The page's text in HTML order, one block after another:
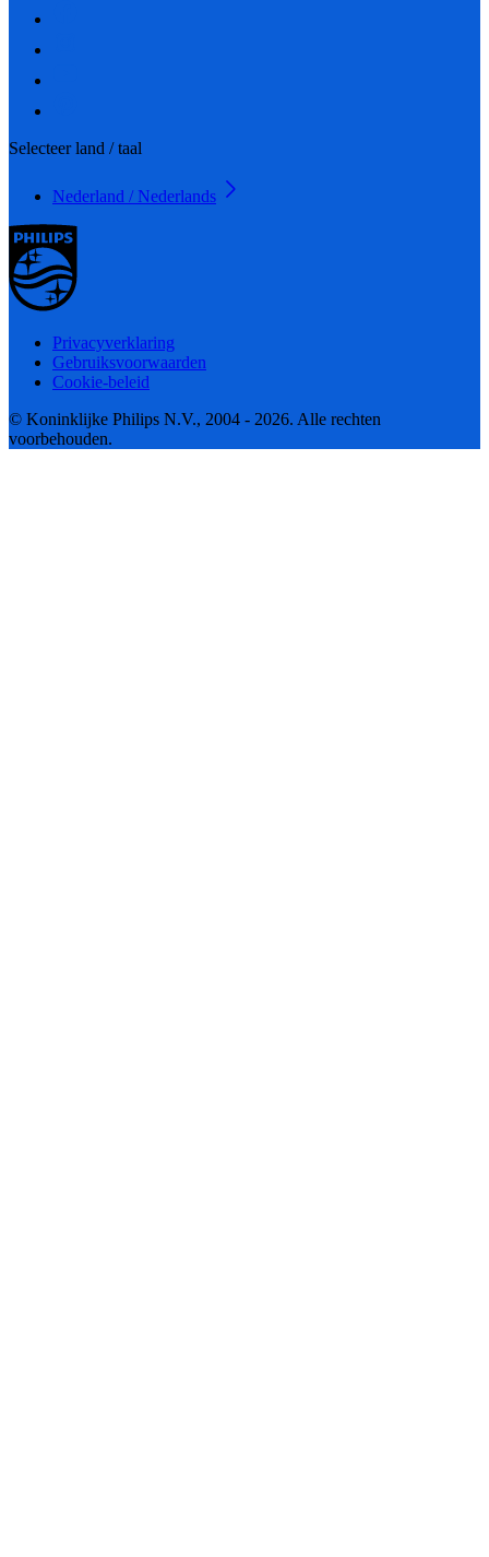
Selecteer land / taal
Nederland / Nederlands
Privacyverklaring
Gebruiksvoorwaarden
Cookie-beleid
© Koninklijke Philips N.V., 2004 - 2026. Alle rechten
voorbehouden.